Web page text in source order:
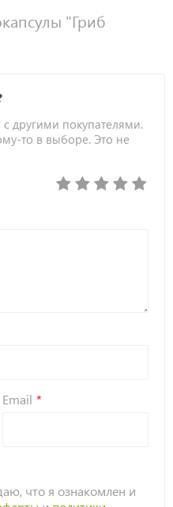
"Гриб
другими покупателями.
то в выборе. Это не
Email
что я ознакомлен и